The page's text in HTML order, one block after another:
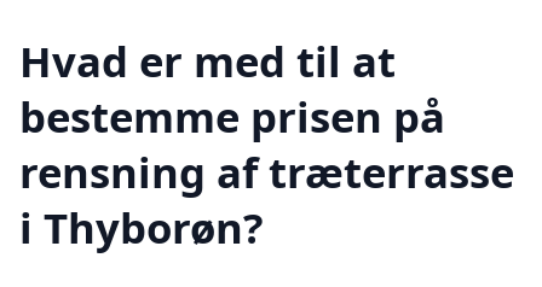
Hvad er med til at
bestemme prisen på
rensning af træterrasse
i Thyborøn?